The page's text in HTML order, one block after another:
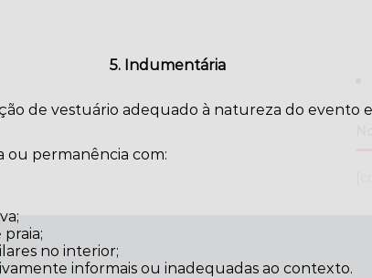
5. Indumentária
de vestuário adequado à natureza do evento e
ou permanência com:
no interior;
informais ou inadequadas ao contexto.